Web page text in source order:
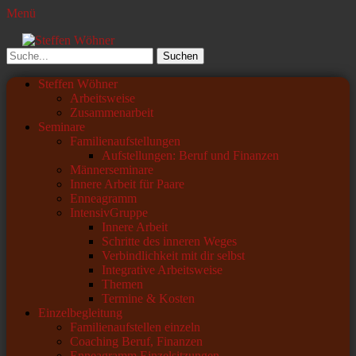
Menü
Steffen Wöhner
Lehrer und Seminarleiter
Suchen
nach:
Primäres
Zum
Steffen Wöhner
Arbeitsweise
Zusammenarbeit
Seminare
Familienaufstellungen
Aufstellungen: Beruf und Finanzen
Männerseminare
Innere Arbeit für Paare
Enneagramm
IntensivGruppe
Innere Arbeit
Schritte des inneren Weges
Verbindlichkeit mit dir selbst
Integrative Arbeitsweise
Themen
Termine & Kosten
Einzelbegleitung
Familienaufstellen einzeln
Coaching Beruf, Finanzen